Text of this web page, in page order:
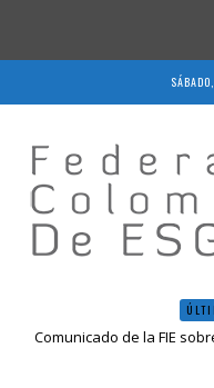
Comunicado de la FIE